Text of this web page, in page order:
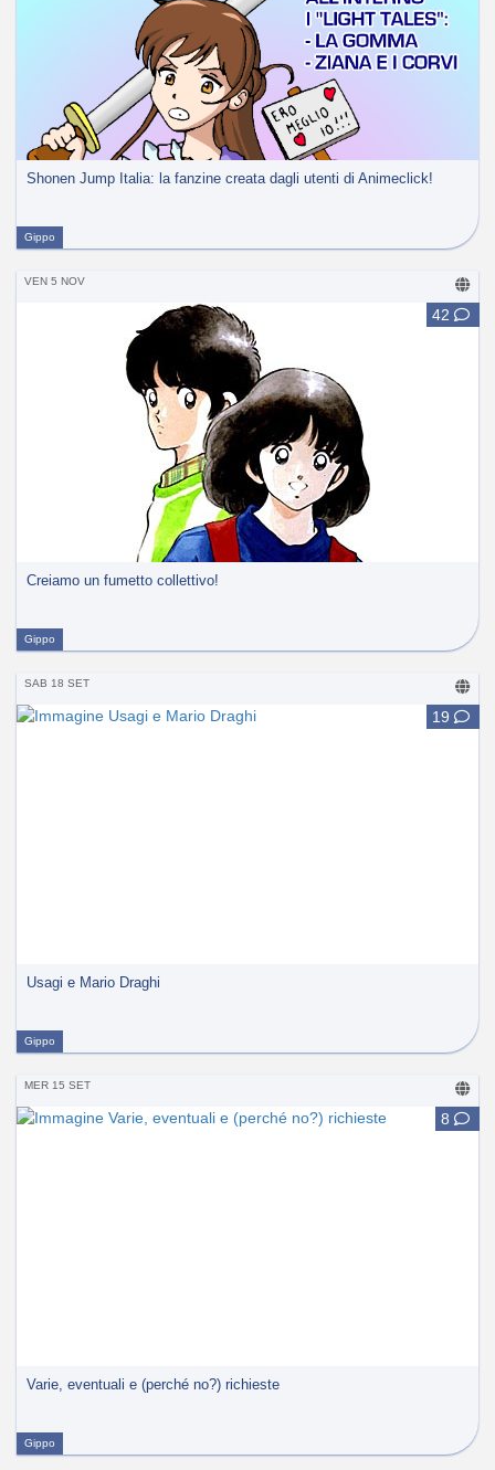
Shonen Jump Italia: la fanzine creata dagli utenti di Animeclick!
Gippo
VEN 5 NOV
42
Creiamo un fumetto collettivo!
Gippo
SAB 18 SET
19
Usagi e Mario Draghi
Gippo
MER 15 SET
8
Varie, eventuali e (perché no?) richieste
Gippo